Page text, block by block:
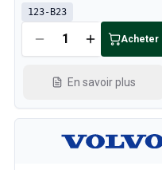
123-B23
Acheter
En savoir plus